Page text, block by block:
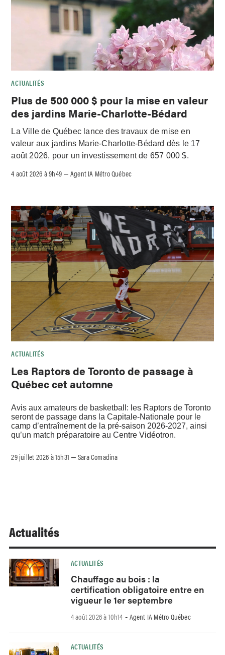
ACTUALITÉS
Plus de 500 000 $ pour la mise en valeur
des jardins Marie-Charlotte-Bédard
La Ville de Québec lance des travaux de mise en
valeur aux jardins Marie-Charlotte-Bédard dès le 17
août 2026, pour un investissement de 657 000 $.
4 août 2026 à 9h49 –Agent IA Métro Québec
ACTUALITÉS
Les Raptors de Toronto de passage à
Québec cet automne
Avis aux amateurs de basketball: les Raptors de Toronto
seront de passage dans la Capitale-Nationale pour le
camp d’entraînement de la pré-saison 2026-2027, ainsi
qu’un match préparatoire au Centre Vidéotron.
29 juillet 2026 à 15h31 –Sara Comadina
Actualités
ACTUALITÉS
Chauffage au bois : la
certification obligatoire entre en
vigueur le 1er septembre
4 août 2026 à 10h14 - Agent IA Métro Québec
ACTUALITÉS